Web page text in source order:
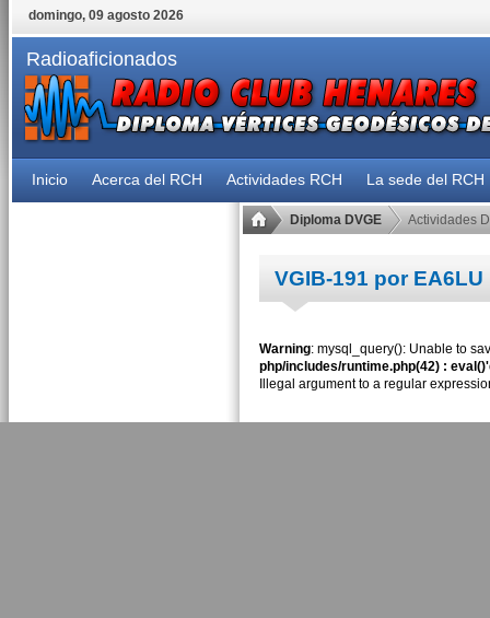
domingo, 09 agosto 2026
Radioaficionados
Inicio Acerca del RCH Actividades RCH La sede del RCH
Diploma DVGE Actividades
VGIB-191 por EA6LU
Warning: mysql_query(): Unable to
php/includes/runtime.php(42) :
Illegal argument to a regular